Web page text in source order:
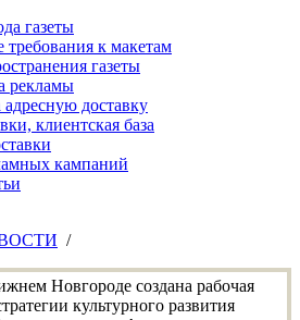
газеты
требования к макетам
газеты
рекламы
доставку
клиентская база
кампаний
/